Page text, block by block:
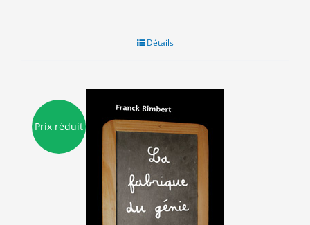
Détails
Prix réduit